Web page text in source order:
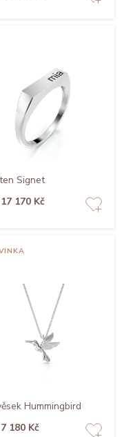
Signet
170 Kč
Hummingbird
180 Kč